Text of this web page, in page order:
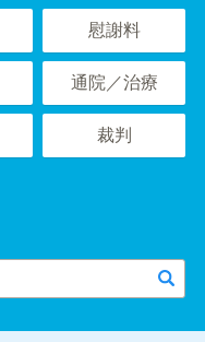
慰謝料
通院／治療
裁判